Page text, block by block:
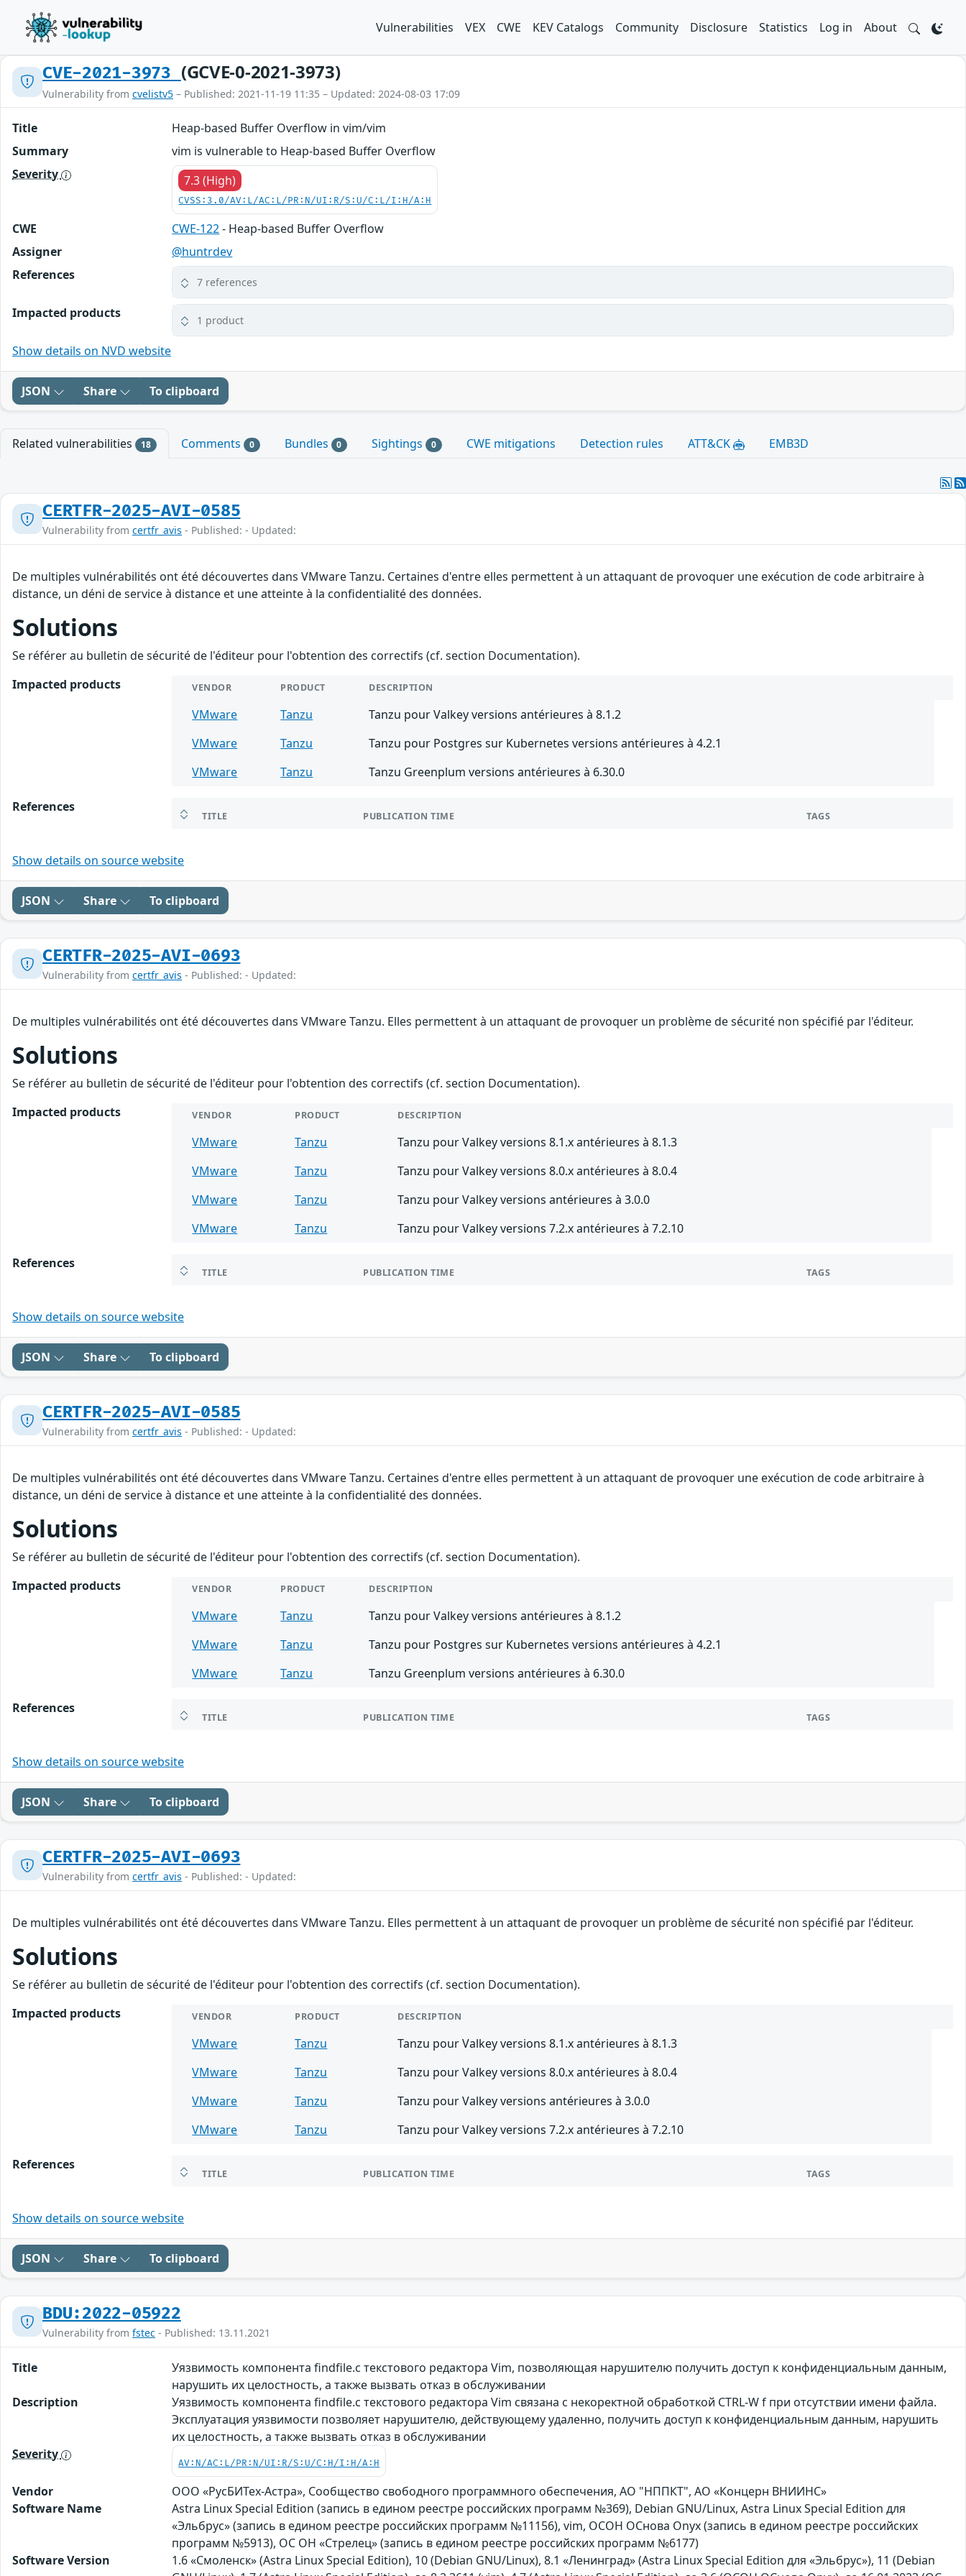
Vulnerabilities VEX CWE KEV Catalogs Community Disclosure Statistics Log in About
CVE-2021-3973 (GCVE-0-2021-3973)
Vulnerability from cvelistv5 – Published: 2021-11-19 11:35 – Updated: 2024-08-03 17:09
Title
Heap-based Buffer Overflow in vim/vim
Summary
vim is vulnerable to Heap-based Buffer Overflow
Severity
7.3 (High)
CVSS:3.0/AV:L/AC:L/PR:N/UI:R/S:U/C:L/I:H/A:H
CWE CWE-122- Heap-based Buffer Overflow
Assigner
@huntrdev
References
7 references
Impacted products 1 product
Show details on NVD website
JSON Share To clipboard
Related vulnerabilities 18 Comments 0 Bundles 0 Sightings 0 CWE mitigations Detection rules ATT&CK EMB3D
CERTFR-2025-AVI-0585
Vulnerability from certfr_avis - Published: - Updated:
De multiples vulnérabilités ont été découvertes dans VMware Tanzu. Certaines d'entre elles permettent à un attaquant de provoquer une exécution de code arbitraire à
distance, un déni de service à distance et une atteinte à la confidentialité des données.
Solutions
Se référer au bulletin de sécurité de l'éditeur pour l'obtention des correctifs (cf. section Documentation).
Impacted products
VENDOR PRODUCT DESCRIPTION
VMware Tanzu
Tanzu pour Valkey versions antérieures à 8.1.2
VMware
Tanzu
Tanzu pour Postgres sur Kubernetes versions antérieures à 4.2.1
VMware
Tanzu Tanzu Greenplum versions antérieures à 6.30.0
References
TITLE PUBLICATION TIME TAGS
Show details on source website
JSON Share To clipboard
CERTFR-2025-AVI-0693
Vulnerability from certfr_avis - Published: - Updated:
De multiples vulnérabilités ont été découvertes dans VMware Tanzu. Elles permettent à un attaquant de provoquer un problème de sécurité non spécifié par l'éditeur.
Solutions
Se référer au bulletin de sécurité de l'éditeur pour l'obtention des correctifs (cf. section Documentation).
Impacted products
VENDOR PRODUCT DESCRIPTION
VMware Tanzu
Tanzu pour Valkey versions 8.1.x antérieures à 8.1.3
VMware
Tanzu
Tanzu pour Valkey versions 8.0.x antérieures à 8.0.4
VMware
Tanzu
Tanzu pour Valkey versions antérieures à 3.0.0
VMware
Tanzu Tanzu pour Valkey versions 7.2.x antérieures à 7.2.10
References
TITLE PUBLICATION TIME TAGS
Show details on source website
JSON Share To clipboard
CERTFR-2025-AVI-0585
Vulnerability from certfr_avis - Published: - Updated:
De multiples vulnérabilités ont été découvertes dans VMware Tanzu. Certaines d'entre elles permettent à un attaquant de provoquer une exécution de code arbitraire à
distance, un déni de service à distance et une atteinte à la confidentialité des données.
Solutions
Se référer au bulletin de sécurité de l'éditeur pour l'obtention des correctifs (cf. section Documentation).
Impacted products
VENDOR PRODUCT DESCRIPTION
VMware Tanzu
Tanzu pour Valkey versions antérieures à 8.1.2
VMware
Tanzu
Tanzu pour Postgres sur Kubernetes versions antérieures à 4.2.1
VMware
Tanzu Tanzu Greenplum versions antérieures à 6.30.0
References
TITLE PUBLICATION TIME TAGS
Show details on source website
JSON Share To clipboard
CERTFR-2025-AVI-0693
Vulnerability from certfr_avis - Published: - Updated:
De multiples vulnérabilités ont été découvertes dans VMware Tanzu. Elles permettent à un attaquant de provoquer un problème de sécurité non spécifié par l'éditeur.
Solutions
Se référer au bulletin de sécurité de l'éditeur pour l'obtention des correctifs (cf. section Documentation).
Impacted products
VENDOR PRODUCT DESCRIPTION
VMware Tanzu
Tanzu pour Valkey versions 8.1.x antérieures à 8.1.3
VMware
Tanzu
Tanzu pour Valkey versions 8.0.x antérieures à 8.0.4
VMware
Tanzu
Tanzu pour Valkey versions antérieures à 3.0.0
VMware
Tanzu Tanzu pour Valkey versions 7.2.x antérieures à 7.2.10
References
TITLE PUBLICATION TIME TAGS
Show details on source website
JSON Share To clipboard
BDU:2022-05922
Vulnerability from fstec - Published: 13.11.2021
Title
Уязвимость компонента findfile.c текстового редактора Vim, позволяющая нарушителю получить доступ к конфиденциальным данным,
нарушить их целостность, а также вызвать отказ в обслуживании
Description
Уязвимость компонента findfile.c текстового редактора Vim связана с некоректной обработкой CTRL-W f при отсутствии имени файла.
Эксплуатация уязвимости позволяет нарушителю, действующему удаленно, получить доступ к конфиденциальным данным, нарушить
их целостность, а также вызвать отказ в обслуживании
Severity
AV:N/AC:L/PR:N/UI:R/S:U/C:H/I:H/A:H
Vendor
ООО «РусБИТех-Астра», Сообщество свободного программного обеспечения, АО "НППКТ", АО «Концерн ВНИИНС»
Software Name
Astra Linux Special Edition (запись в едином реестре российских программ №369), Debian GNU/Linux, Astra Linux Special Edition для
«Эльбрус» (запись в едином реестре российских программ №11156), vim, ОСОН ОСнова Оnyx (запись в едином реестре российских
программ №5913), ОС ОН «Стрелец» (запись в едином реестре российских программ №6177)
Software Version
1.6 «Смоленск» (Astra Linux Special Edition), 10 (Debian GNU/Linux), 8.1 «Ленинград» (Astra Linux Special Edition для «Эльбрус»), 11 (Debian